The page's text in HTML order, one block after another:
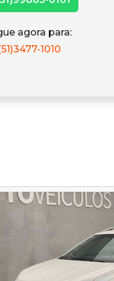
agora para:
1010